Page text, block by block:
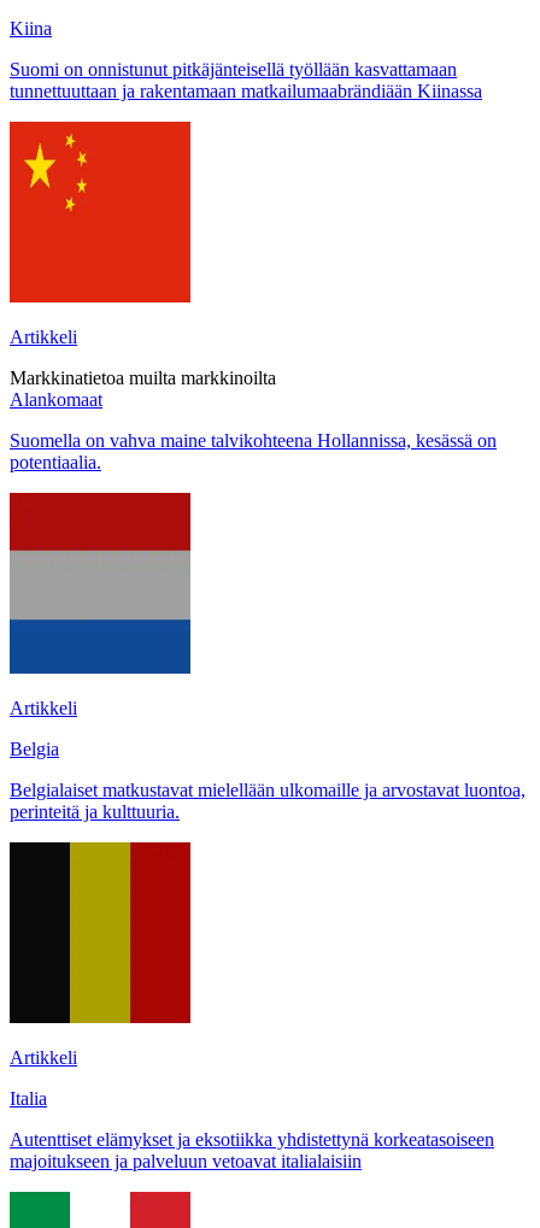
Kiina
Suomi on onnistunut pitkäjänteisellä työllään kasvattamaan
tunnettuuttaan ja rakentamaan matkailumaabrändiään Kiinassa
Artikkeli
Markkinatietoa muilta markkinoilta
Alankomaat
Suomella on vahva maine talvikohteena Hollannissa, kesässä on
potentiaalia.
Artikkeli
Belgia
Belgialaiset matkustavat mielellään ulkomaille ja arvostavat luontoa,
perinteitä ja kulttuuria.
Artikkeli
Italia
Autenttiset elämykset ja eksotiikka yhdistettynä korkeatasoiseen
majoitukseen ja palveluun vetoavat italialaisiin